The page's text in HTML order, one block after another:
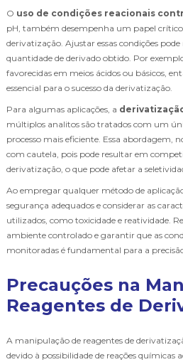
O uso de condições reacionais
pH, também desempenha um papel crítico
derivatização. Ajustar essas condições
quantidade de derivado obtido. Por
favorecidas em meios ácidos ou básicos,
essencial para o sucesso da derivatização.
Para algumas aplicações, a
múltiplos analitos são tratados com um
processo mais eficiente. Essa abordagem,
com cautela, pois pode resultar em
derivatização, o que pode afetar a
Ao empregar qualquer método de
segurança adequados e considerar as
utilizados, como toxicidade e reatividade.
ambiente controlado e garantir que as
monitoradas é fundamental para a
Precauções na
Reagentes de
A manipulação de reagentes de
devido à possibilidade de reações químicas